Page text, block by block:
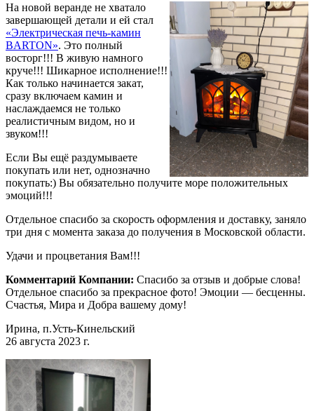
На новой веранде не хватало
завершающей детали и ей стал
«Электрическая печь-камин
BARTON». Это полный
восторг!!! В живую намного
круче!!! Шикарное исполнение!!!
Как только начинается закат,
сразу включаем камин и
наслаждаемся не только
реалистичным видом, но и
звуком!!!
Если Вы ещё раздумываете
покупать или нет, однозначно
покупать:) Вы обязательно получите море положительных
эмоций!!!
Отдельное спасибо за скорость оформления и доставку, заняло
три дня с момента заказа до получения в Московской области.
Удачи и процветания Вам!!!
Комментарий Компании: Спасибо за отзыв и добрые слова!
Отдельное спасибо за прекрасное фото! Эмоции — бесценны.
Счастья, Мира и Добра вашему дому!
Ирина, п.Усть-Кинельский
26 августа 2023 г.